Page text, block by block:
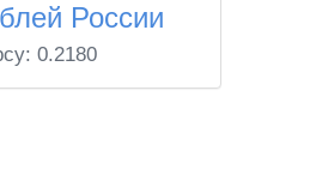
России
0.2180